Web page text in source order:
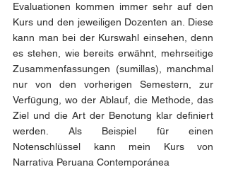
Evaluationen kommen immer sehr auf den
Kurs und den jeweiligen Dozenten an. Diese
kann man bei der Kurswahl einsehen, denn
es stehen, wie bereits erwähnt, mehrseitige
Zusammenfassungen (sumillas), manchmal
nur von den vorherigen Semestern, zur
Verfügung, wo der Ablauf, die Methode, das
Ziel und die Art der Benotung klar definiert
werden. Als Beispiel für einen
Notenschlüssel kann mein Kurs von
Narrativa Peruana Contemporánea